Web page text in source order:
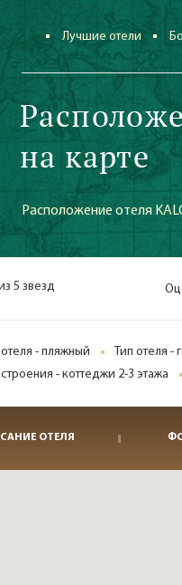
Лучшие отели
на карте
Расположение отеля
отеля - пляжный Тип отеля -
строения - коттеджи 2-3 этажа
ОТЕЛЯ